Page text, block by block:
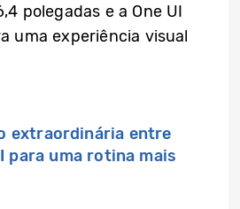
polegadas e a One UI
uma experiência visual
extraordinária entre
para uma rotina mais